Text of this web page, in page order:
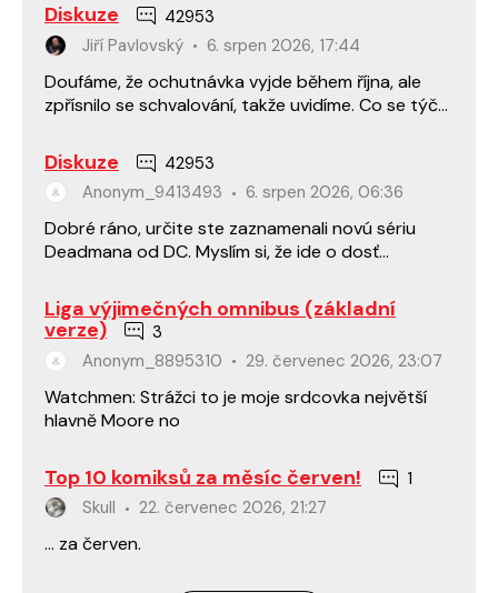
Diskuze
42953
Jiří Pavlovský
6. srpen 2026, 17:44
Doufáme, že ochutnávka vyjde během října, ale
zpřísnilo se schvalování, takže uvidíme. Co se týče
Diskuze
42953
Anonym_9413493
6. srpen 2026, 06:36
Dobré ráno, určite ste zaznamenali novú sériu
Deadmana od DC. Myslím si, že ide o dosť
ktorý je tiež…
Liga výjimečných omnibus (základní
verze)
3
Anonym_8895310
29. červenec 2026, 23:07
Watchmen: Strážci to je moje srdcovka největší
hlavně Moore no
Top 10 komiksů za měsíc červen!
1
Skull
22. červenec 2026, 21:27
… za červen.